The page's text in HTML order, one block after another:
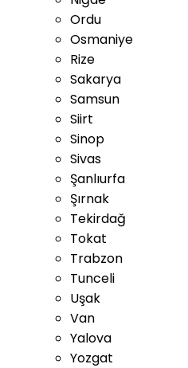
Ordu
Osmaniye
Rize
Sakarya
Samsun
Siirt
Sinop
Sivas
Şanlıurfa
Şırnak
Tekirdağ
Tokat
Trabzon
Tunceli
Uşak
Van
Yalova
Yozgat